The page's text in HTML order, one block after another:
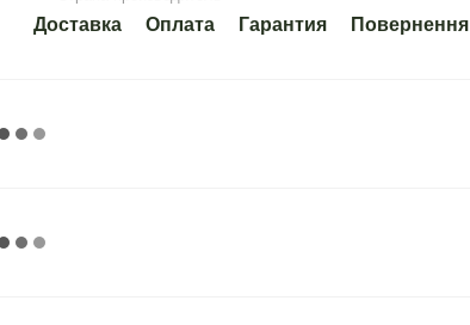
Доставка Оплата Гарантия Повернення